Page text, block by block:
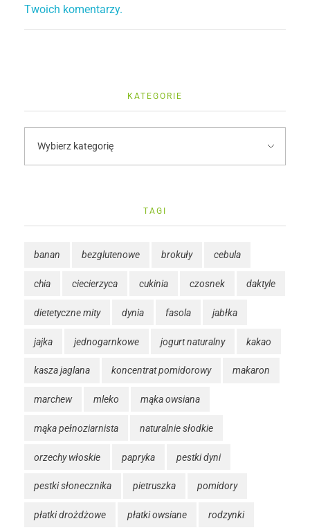
Twoich komentarzy.
KATEGORIE
TAGI
banan bezglutenowe brokuły cebula
chia ciecierzyca cukinia czosnek daktyle
dietetyczne mity dynia fasola jabłka
jajka jednogarnkowe jogurt naturalny kakao
kasza jaglana koncentrat pomidorowy makaron
marchew mleko mąka owsiana
mąka pełnoziarnista naturalnie słodkie
orzechy włoskie papryka pestki dyni
pestki słonecznika pietruszka pomidory
płatki drożdżowe płatki owsiane rodzynki